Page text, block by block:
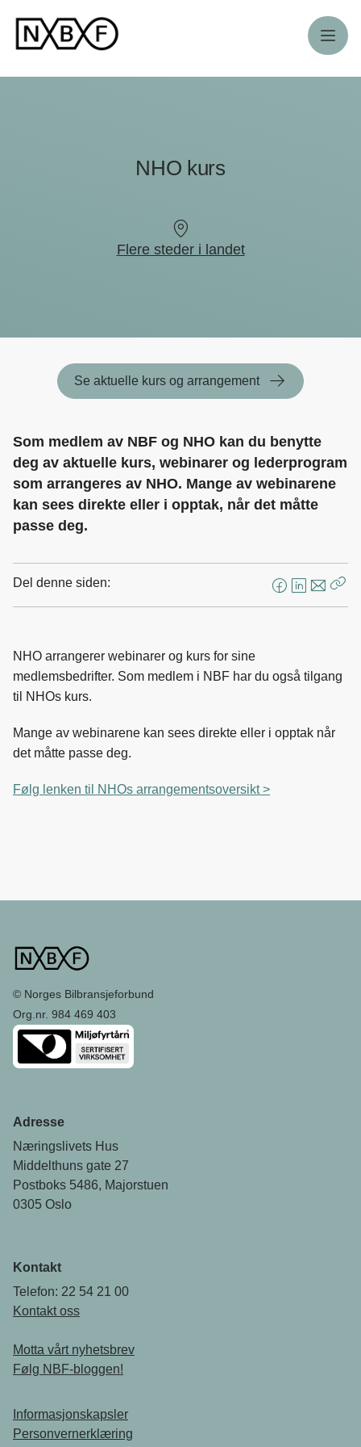
Meny
NHO kurs
Flere steder i landet
Se aktuelle kurs og arrangement
Som medlem av NBF og NHO kan du benytte
deg av aktuelle kurs, webinarer og lederprogram
som arrangeres av NHO. Mange av webinarene
kan sees direkte eller i opptak, når det måtte
passe deg.
Del denne siden:
F
b
k
L
e
n
E
s
NHO arrangerer webinarer og kurs for sine
medlemsbedrifter. Som medlem i NBF har du også tilgang
til NHOs kurs.
Mange av webinarene kan sees direkte eller i opptak når
det måtte passe deg.
Følg lenken til NHOs arrangementsoversikt >
© Norges Bilbransjeforbund
Org.nr. 984 469 403
Adresse
Næringslivets Hus
Middelthuns gate 27
Postboks 5486, Majorstuen
0305 Oslo
Kontakt
Telefon: 22 54 21 00
Kontakt oss
Motta vårt nyhetsbrev
Følg NBF-bloggen!
Informasjonskapsler
Personvernerklæring